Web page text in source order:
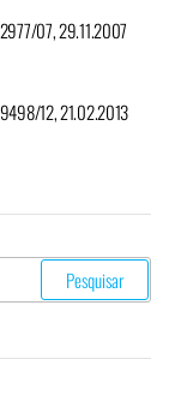
07, 29.11.2007
12, 21.02.2013